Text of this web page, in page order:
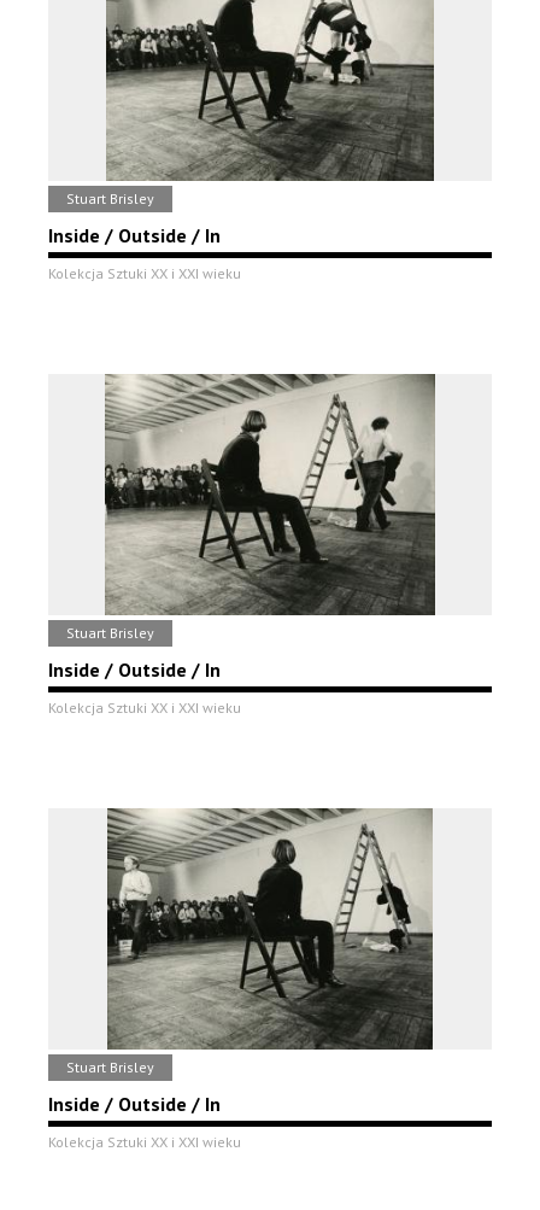
Stuart Brisley
Inside / Outside / In
Kolekcja Sztuki XX i XXI wieku
Stuart Brisley
Inside / Outside / In
Kolekcja Sztuki XX i XXI wieku
Stuart Brisley
Inside / Outside / In
Kolekcja Sztuki XX i XXI wieku